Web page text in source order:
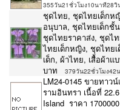
355วัน21ชั่วโมง10นาที28วิ
ชุดไทย, ชุดไทยเด็กห
อนุบาล, ชุดไทยเด็กชั้
ชุดไทยราคาส่ง, ชุดไ
ไทยเด็กหญิง, ชุดไทย
เด็ก, ผ้าไทย, เสื้อผ้า
บาท
379วัน22ชั่วโมง42
LM24-0145 ขายทาว
รามอินทรา เนื้อที่
Island ราคา